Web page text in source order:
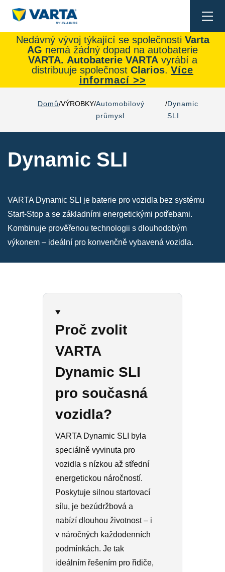
Nedávný vývoj týkající se společnosti Varta
AG nemá žádný dopad na autobaterie
VARTA. Autobaterie VARTAvyrábí a
distribuuje společnost Clarios. Více
informací >>
Domů VÝROBKY Automobilový
průmysl
Dynamic
SLI
Dynamic SLI
VARTA Dynamic SLI je baterie pro vozidla bez systému
Start-Stop a se základními energetickými potřebami.
Kombinuje prověřenou technologii s dlouhodobým
výkonem – ideální pro konvenčně vybavená vozidla.
Proč zvolit
VARTA
Dynamic SLI
pro současná
vozidla?
VARTA Dynamic SLI byla
speciálně vyvinuta pro
vozidla s nízkou až střední
energetickou náročností.
Poskytuje silnou startovací
sílu, je bezúdržbová a
nabízí dlouhou životnost – i
v náročných každodenních
podmínkách. Je tak
ideálním řešením pro řidiče,